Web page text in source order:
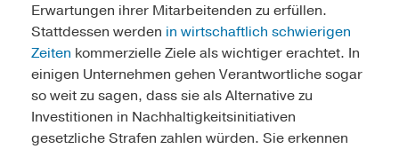
Erwartungen ihrer Mitarbeitenden zu erfüllen.
Stattdessen werden in wirtschaftlich schwierigen
Zeiten kommerzielle Ziele als wichtiger erachtet. In
einigen Unternehmen gehen Verantwortliche sogar
so weit zu sagen, dass sie als Alternative zu
Investitionen in Nachhaltigkeitsinitiativen
gesetzliche Strafen zahlen würden. Sie erkennen